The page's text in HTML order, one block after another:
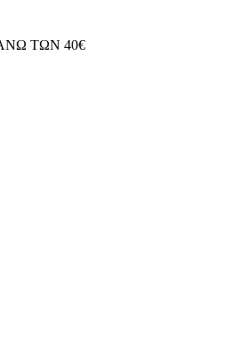
ΤΩΝ 40€